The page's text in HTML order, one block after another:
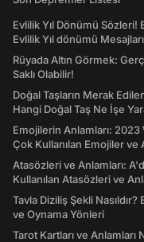
Evlilik Yıl Dönümü Sözleri!
Evlilik Yıl dönümü Mesajları
Rüyada Altın Görmek:
Saklı Olabilir!
Doğal Taşların Merak
Hangi Doğal Taş Ne İşe
Emojilerin Anlamları:
Çok Kullanılan Emojiler ve
Atasözleri ve Anlamları:
Kullanılan Atasözleri ve
Tavla Diziliş Şekli Nasıldır?
ve Oynama Yönleri
Tarot Kartları ve